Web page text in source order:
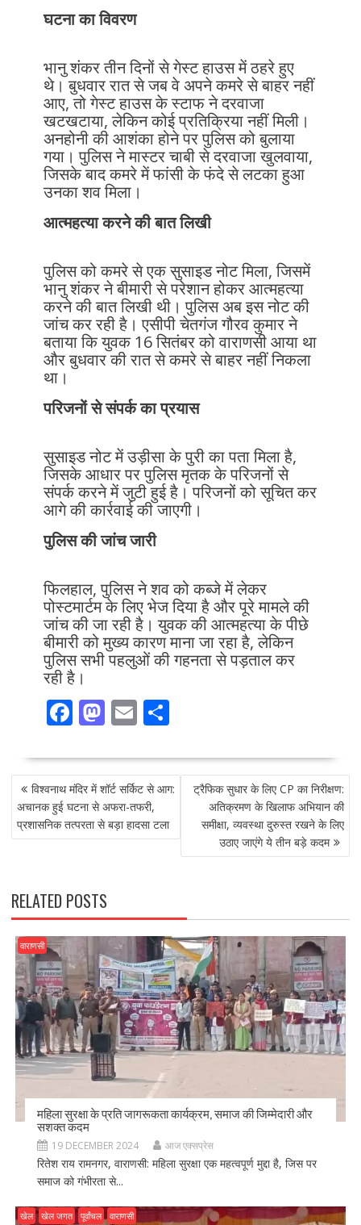
घटना का विवरण
भानु शंकर तीन दिनों से गेस्ट हाउस में ठहरे हुए
थे। बुधवार रात से जब वे अपने कमरे से बाहर नहीं
आए, तो गेस्ट हाउस के स्टाफ ने दरवाजा
खटखटाया, लेकिन कोई प्रतिक्रिया नहीं मिली।
अनहोनी की आशंका होने पर पुलिस को बुलाया
गया। पुलिस ने मास्टर चाबी से दरवाजा खुलवाया,
जिसके बाद कमरे में फांसी के फंदे से लटका हुआ
उनका शव मिला।
आत्महत्या करने की बात लिखी
पुलिस को कमरे से एक सुसाइड नोट मिला, जिसमें
भानु शंकर ने बीमारी से परेशान होकर आत्महत्या
करने की बात लिखी थी। पुलिस अब इस नोट की
जांच कर रही है। एसीपी चेतगंज गौरव कुमार ने
बताया कि युवक 16 सितंबर को वाराणसी आया था
और बुधवार की रात से कमरे से बाहर नहीं निकला
था।
परिजनों से संपर्क का प्रयास
सुसाइड नोट में उड़ीसा के पुरी का पता मिला है,
जिसके आधार पर पुलिस मृतक के परिजनों से
संपर्क करने में जुटी हुई है। परिजनों को सूचित कर
आगे की कार्रवाई की जाएगी।
पुलिस की जांच जारी
फिलहाल, पुलिस ने शव को कब्जे में लेकर
पोस्टमार्टम के लिए भेज दिया है और पूरे मामले की
जांच की जा रही है। युवक की आत्महत्या के पीछे
बीमारी को मुख्य कारण माना जा रहा है, लेकिन
पुलिस सभी पहलुओं की गहनता से पड़ताल कर
रही है।
F
e
b
o
o
M
to
d
o
n
E
ai
l
S
ar
e
POST
NAVIGATION
विश्वनाथ मंदिर में शॉर्ट सर्किट से आग:
अचानक हुई घटना से अफरा-तफरी,
प्रशासनिक तत्परता से बड़ा हादसा टला
ट्रैफिक सुधार के लिए CP का निरीक्षण:
अतिक्रमण के खिलाफ अभियान की
समीक्षा, व्यवस्था दुरुस्त रखने के लिए
उठाए जाएंगे ये तीन बड़े कदम
RELATED POSTS
वाराणसी
महिला सुरक्षा के प्रति जागरूकता कार्यक्रम, समाज की जिम्मेदारी और
सशक्त कदम
19 DECEMBER 2024 आज एक्सप्रेस
रितेश राय रामनगर, वाराणसी: महिला सुरक्षा एक महत्वपूर्ण मुद्दा है, जिस पर
समाज को गंभीरता से...
खेल खेल जगत पूर्वांचल वाराणसी